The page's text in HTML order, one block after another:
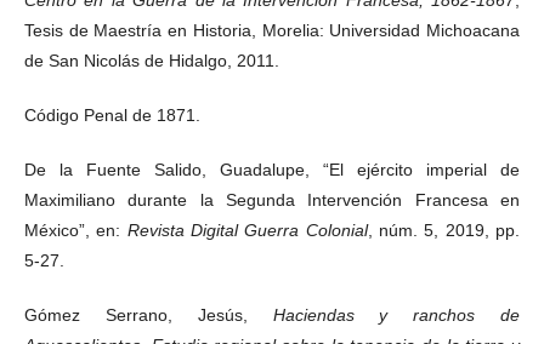
Tesis de Maestría en Historia, Morelia: Universidad Michoacana
de San Nicolás de Hidalgo, 2011.
Código Penal de 1871.
De la Fuente Salido, Guadalupe, “El ejército imperial de
Maximiliano durante la Segunda Intervención Francesa en
México”, en: Revista Digital Guerra Colonial, núm. 5, 2019, pp.
5-27.
Gómez Serrano, Jesús, Haciendas y ranchos de